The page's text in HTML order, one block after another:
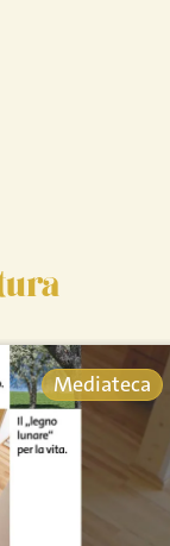
Mediateca